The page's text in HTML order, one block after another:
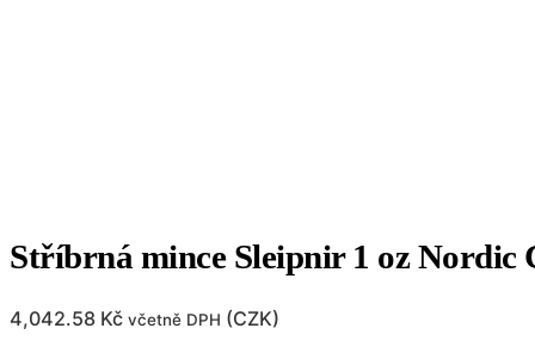
Stříbrná mince Sleipnir 1 oz Nordic
4,042.58 Kč včetně DPH (CZK)